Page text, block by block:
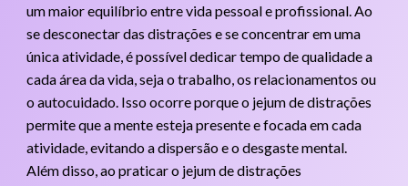
um maior equilíbrio entre vida pessoal e profissional. Ao
se desconectar das distrações e se concentrar em uma
única atividade, é possível dedicar tempo de qualidade a
cada área da vida, seja o trabalho, os relacionamentos ou
o autocuidado. Isso ocorre porque o jejum de distrações
permite que a mente esteja presente e focada em cada
atividade, evitando a dispersão e o desgaste mental.
Além disso, ao praticar o jejum de distrações